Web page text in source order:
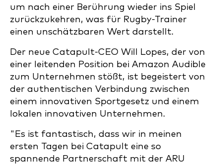
um nach einer Berührung wieder ins Spiel
zurückzukehren, was für Rugby-Trainer
einen unschätzbaren Wert darstellt.
Der neue Catapult-CEO Will Lopes, der von
einer leitenden Position bei Amazon Audible
zum Unternehmen stößt, ist begeistert von
der authentischen Verbindung zwischen
einem innovativen Sportgesetz und einem
lokalen innovativen Unternehmen.
"Es ist fantastisch, dass wir in meinen
ersten Tagen bei Catapult eine so
spannende Partnerschaft mit der ARU